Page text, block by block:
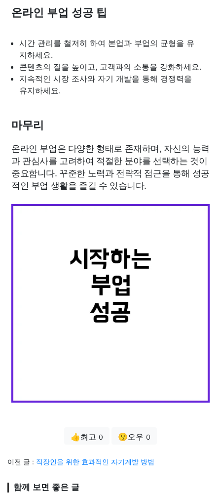
온라인 부업 성공 팁
시간 관리를 철저히 하여 본업과 부업의 균형을 유
지하세요.
콘텐츠의 질을 높이고, 고객과의 소통을 강화하세요.
지속적인 시장 조사와 자기 개발을 통해 경쟁력을
유지하세요.
마무리
온라인 부업은 다양한 형태로 존재하며, 자신의 능력
과 관심사를 고려하여 적절한 분야를 선택하는 것이
중요합니다. 꾸준한 노력과 전략적 접근을 통해 성공
적인 부업 생활을 즐길 수 있습니다.
👍최고 0 😗오우 0
이전 글 : 직장인을 위한 효과적인 자기계발 방법
함께 보면 좋은 글